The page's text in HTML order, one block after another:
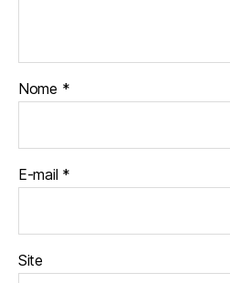
Nome *
E-mail *
Site